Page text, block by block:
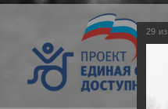
29 из